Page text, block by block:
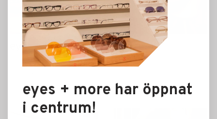
eyes + more har öppnat
i centrum!
eyes + more öppnar i centrum!
Om eyes + more Snygga, högkvalitativa glasögon utan